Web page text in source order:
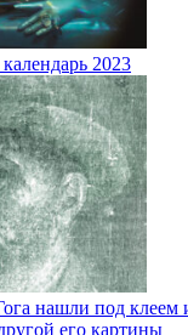
2023
нашли под клеем
его картины